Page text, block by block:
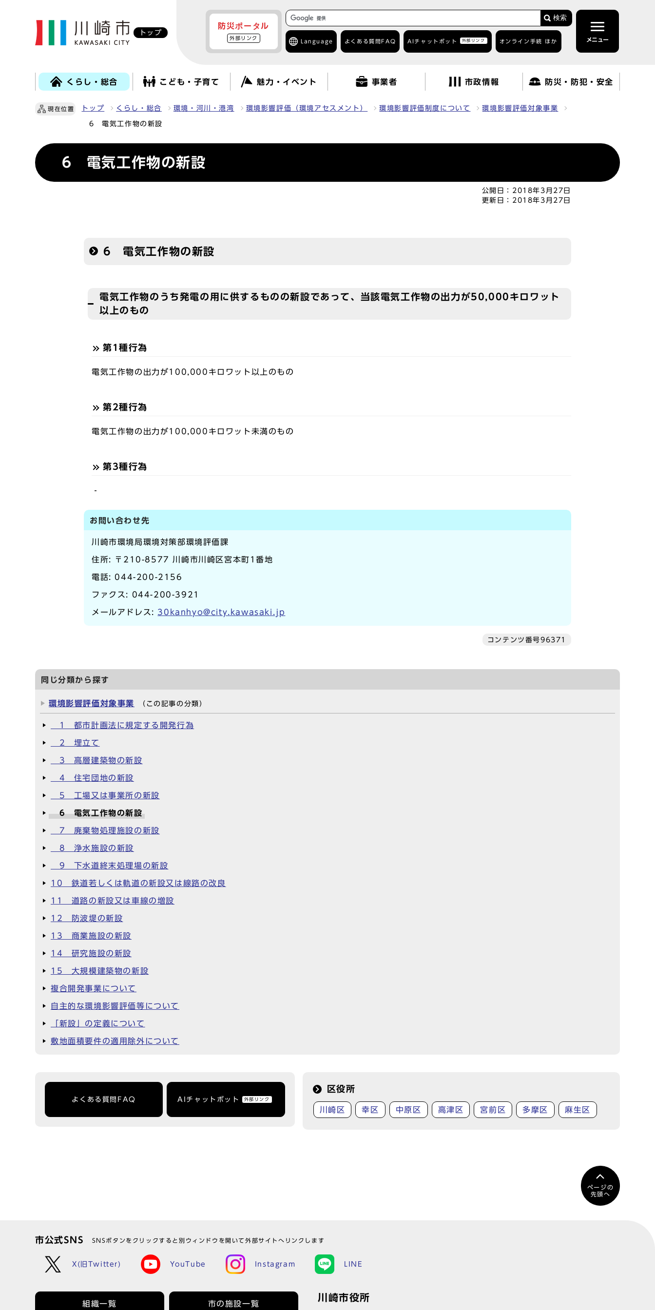
トップ
防災ポータル
外部リンク
検索
Language よくある質問 FAQ AIチャットボット 外部リンク オンライン手続 ほか メニュー
くらし・総合 こども・子育て 魅力・イベント 事業者 市政情報 防災・防犯・安全
現在位置 トップ くらし・総合 環境・河川・港湾 環境影響評価（環境アセスメント） 環境影響評価制度について 環境影響評価対象事業
6 電気工作物の新設
6 電気工作物の新設
公開日： 2018年3月27日
更新日： 2018年3月27日
6 電気工作物の新設
電気工作物のうち発電の用に供するものの新設であって、当該電気工作物の出力が50,000キロワット
以上のもの
第1種行為
電気工作物の出力が100,000キロワット以上のもの
第2種行為
電気工作物の出力が100,000キロワット未満のもの
第3種行為
‐
お問い合わせ先
川崎市環境局環境対策部環境評価課
住所: 〒210-8577 川崎市川崎区宮本町1番地
電話: 044-200-2156
ファクス: 044-200-3921
メールアドレス: 30kanhyo@city.kawasaki.jp
コンテンツ番号96371
同じ分類から探す
環境影響評価対象事業 （この記事の分類）
1 都市計画法に規定する開発行為
2 埋立て
3 高層建築物の新設
4 住宅団地の新設
5 工場又は事業所の新設
6 電気工作物の新設
7 廃棄物処理施設の新設
8 浄水施設の新設
9 下水道終末処理場の新設
10 鉄道若しくは軌道の新設又は線路の改良
11 道路の新設又は車線の増設
12 防波堤の新設
13 商業施設の新設
14 研究施設の新設
15 大規模建築物の新設
複合開発事業について
自主的な環境影響評価等について
「新設」の定義について
敷地面積要件の適用除外について
よくある質問FAQ AIチャットボット 外部リンク
区役所
川崎区 幸区 中原区 高津区 宮前区 多摩区 麻生区
ページの
先頭へ
市公式SNS SNSボタンをクリックすると別ウィンドウを開いて外部サイトへリンクします
X(旧Twitter) YouTube Instagram LINE
組織一覧 市の施設一覧
川崎市役所